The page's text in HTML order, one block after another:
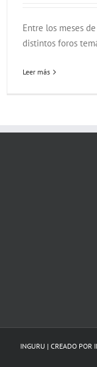
Entre los meses
distintos foros
Leer más
INGURU | CREADO POR